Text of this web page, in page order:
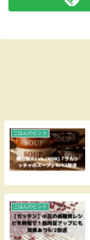
ごはんのヒント
ごはんのヒント